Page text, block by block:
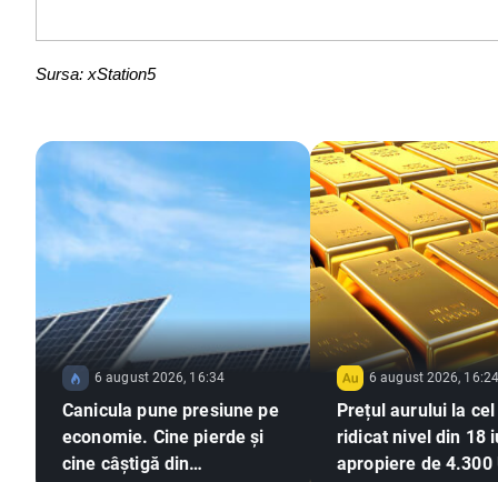
Sursa: xStation5
6 august 2026, 16:34
Canicula pune presiune pe
economie. Cine pierde și
cine câștigă din
6 august 2026, 16:24
Prețul aurului la
ridicat nivel din 18
apropiere de 4.300